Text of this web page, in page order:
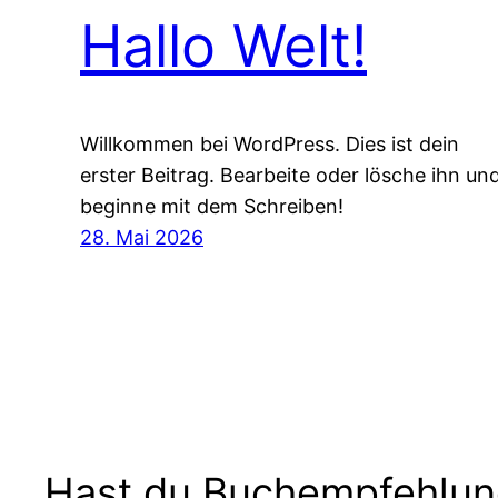
Hallo Welt!
Willkommen bei WordPress. Dies ist dein
erster Beitrag. Bearbeite oder lösche ihn
beginne mit dem Schreiben!
28. Mai 2026